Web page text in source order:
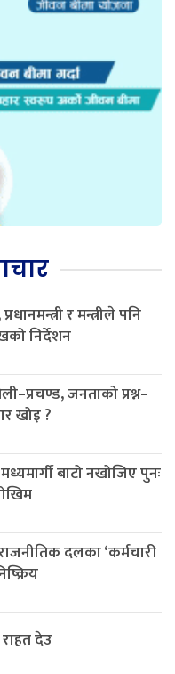
र मन्त्रीले पनि
निर्देशन
जनताको प्रश्न–
खोइ ?
बाटो नखोजिए पुनः
दलका ‘कर्मचारी
देउ